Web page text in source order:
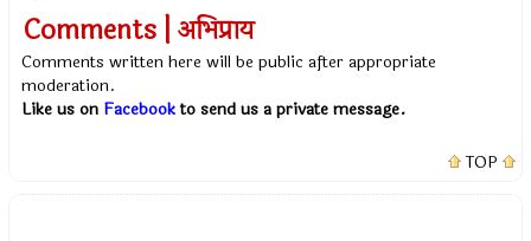
Comments | अभिप्राय
Comments written here will be public after appropriate
moderation.
Like us on Facebookto send us a private message.
TOP